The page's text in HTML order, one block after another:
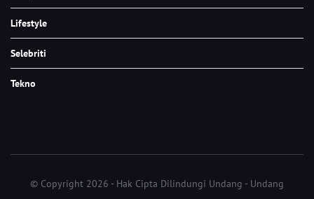
Lifestyle
Selebriti
Tekno
© Copyright 2026 - Hak Cipta Dilindungi Undang - Undang